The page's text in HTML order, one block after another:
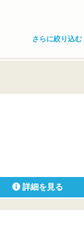
さらに絞り込む
詳細を見る